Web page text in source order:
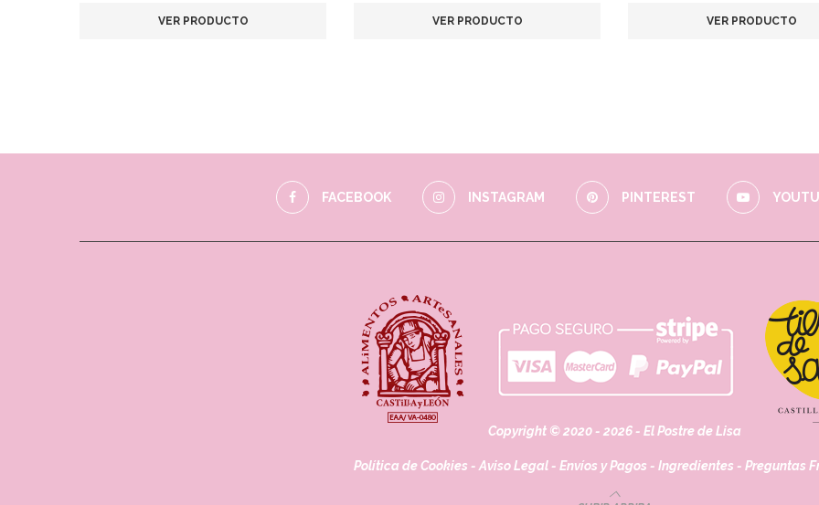
VER PRODUCTO VER PRODUCTO VER PRODUCTO
FACEBOOK INSTAGRAM PINTEREST
Copyright © 2020 - 2026 - El Postre de Lisa
Política de Cookies - Aviso Legal- Envíos y Pagos - Ingredientes - Preguntas